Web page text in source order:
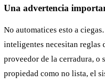
Una advertencia
No automatices esto a
inteligentes necesitan reglas
proveedor de la cerradura, o
propiedad como no lista, el